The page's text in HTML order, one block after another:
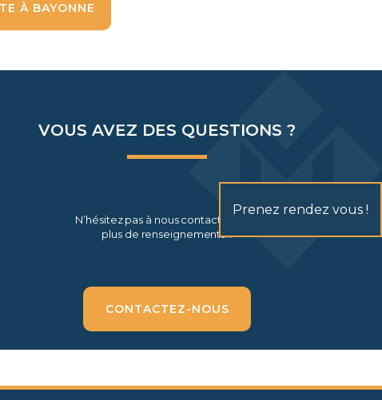
Prenez rendez vous !
À BAYONNE
VOUS AVEZ DES QUESTIONS ?
N’hésitez pas à nous contacter pour
plus de renseignements…
CONTACTEZ-NOUS